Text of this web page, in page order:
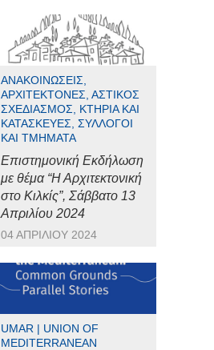
ΑΝΑΚΟΙΝΏΣΕΙΣ,
ΑΡΧΙΤΈΚΤΟΝΕΣ, ΑΣΤΙΚΌΣ
ΣΧΕΔΙΑΣΜΌΣ, ΚΤΉΡΙΑ ΚΑΙ
ΚΑΤΑΣΚΕΥΈΣ, ΣΎΛΛΟΓΟΙ
ΚΑΙ ΤΜΉΜΑΤΑ
Επιστημονική Εκδήλωση
με θέμα “Η Αρχιτεκτονική
στο Κιλκίς”, Σάββατο 13
Απριλίου 2024
04 ΑΠΡΙΛΊΟΥ 2024
UMAR | UNION OF
MEDITERRANEAN